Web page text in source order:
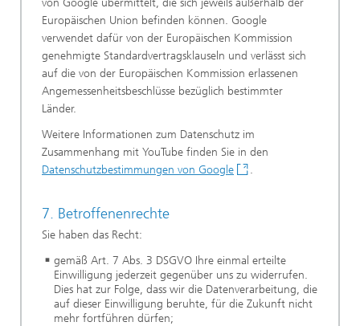
von Google übermittelt, die sich jeweils außerhalb der
Europäischen Union befinden können. Google
verwendet dafür von der Europäischen Kommission
genehmigte Standardvertragsklauseln und verlässt sich
auf die von der Europäischen Kommission erlassenen
Angemessenheitsbeschlüsse bezüglich bestimmter
Länder.
Weitere Informationen zum Datenschutz im
Zusammenhang mit YouTube finden Sie in den
Datenschutzbestimmungen von Google
.
7. Betroffenenrechte
Sie haben das Recht:
gemäß Art. 7 Abs. 3 DSGVO Ihre einmal erteilte
Einwilligung jederzeit gegenüber uns zu widerrufen.
Dies hat zur Folge, dass wir die Datenverarbeitung, die
auf dieser Einwilligung beruhte, für die Zukunft nicht
mehr fortführen dürfen;